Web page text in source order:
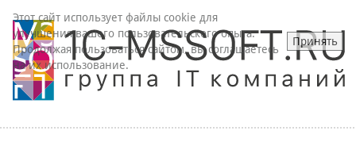
Этот сайт использует файлы cookie для
улучшения вашего пользовательского опыта.
Продолжая пользоваться сайтом, вы соглашаетесь
на их использование.
Принять